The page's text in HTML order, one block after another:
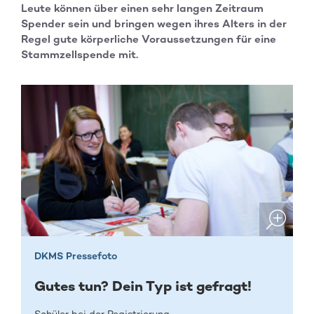
Leute können über einen sehr langen Zeitraum
Spender sein und bringen wegen ihres Alters in der
Regel gute körperliche Voraussetzungen für eine
Stammzellspende mit.
DKMS Pressefoto
Gutes tun? Dein Typ ist gefragt!